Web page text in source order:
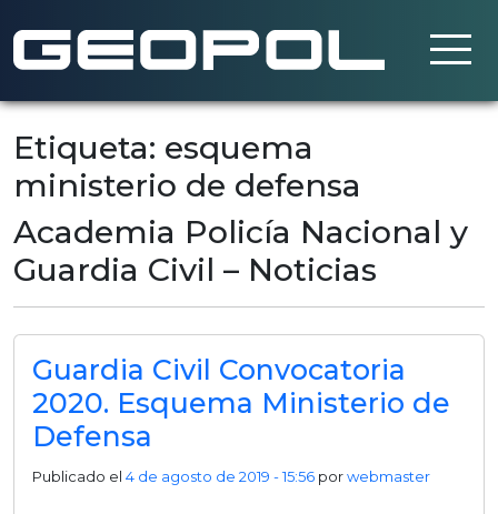
Saltar al contenido principal
Etiqueta: esquema
ministerio de defensa
Academia Policía Nacional y
Guardia Civil – Noticias
Guardia Civil Convocatoria
2020. Esquema Ministerio de
Defensa
Publicado el 4 de agosto de 2019 - 15:56 porwebmaster